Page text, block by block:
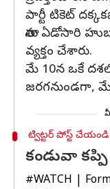
పార్టీ టికెట్‌
తాను ఏడోసారి
వ్యక్తం చేశారు.
మే 10న ఒకే
జరగనుండగా, మే
ట్విట్టర్ పోస్ట్ చేయండి
కండువా
#WATCH |